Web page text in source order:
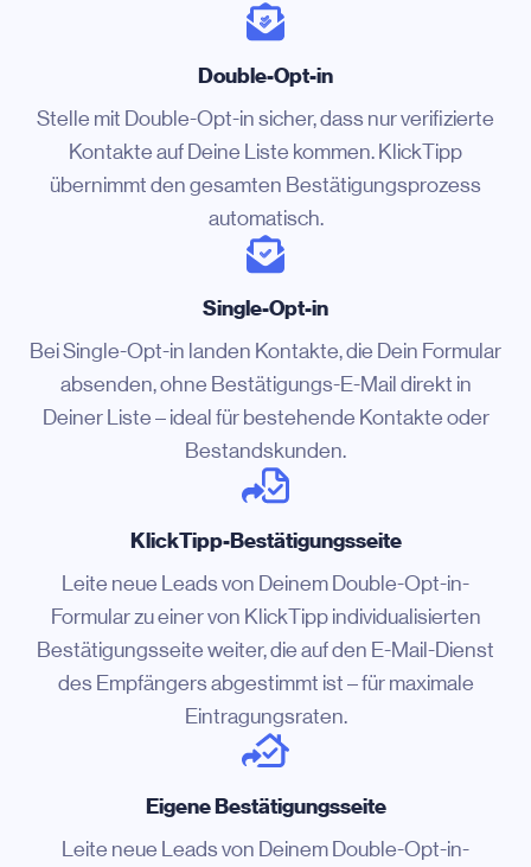
Double-Opt-in
Stelle mit Double-Opt-in sicher, dass nur verifizierte
Kontakte auf Deine Liste kommen. KlickTipp
übernimmt den gesamten Bestätigungsprozess
automatisch.
Single-Opt-in
Bei Single-Opt-in landen Kontakte, die Dein Formular
absenden, ohne Bestätigungs-E-Mail direkt in
Deiner Liste – ideal für bestehende Kontakte oder
Bestandskunden.
KlickTipp-Bestätigungsseite
Leite neue Leads von Deinem Double-Opt-in-
Formular zu einer von KlickTipp individualisierten
Bestätigungsseite weiter, die auf den E-Mail-Dienst
des Empfängers abgestimmt ist – für maximale
Eintragungsraten.
Eigene Bestätigungsseite
Leite neue Leads von Deinem Double-Opt-in-